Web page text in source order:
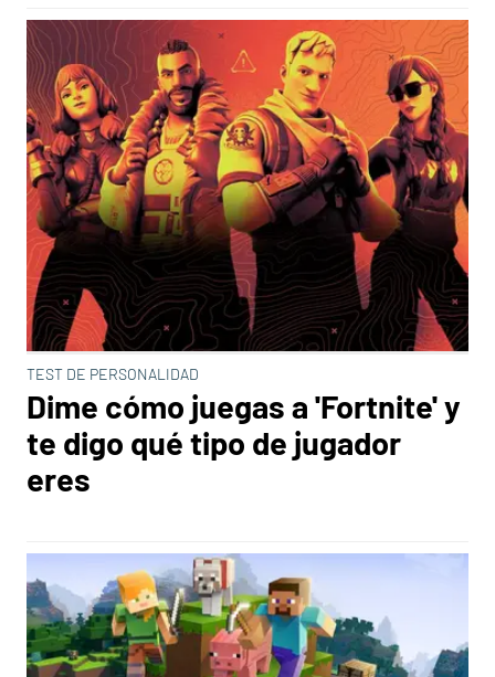
TEST DE PERSONALIDAD
Dime cómo juegas a 'Fortnite' y
te digo qué tipo de jugador
eres